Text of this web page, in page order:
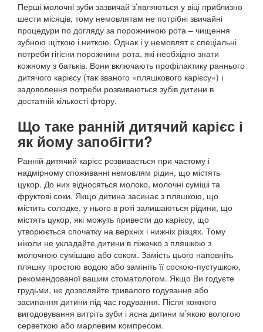
Перші молочні зуби зазвичай з’являються у віці приблизно
шести місяців, тому немовлятам не потрібні звичайні
процедури по догляду за порожниною рота – чищення
зубною щіткою і ниткою. Однак і у немовлят є спеціальні
потреби гігієни порожнини рота, які необхідно знати
кожному з батьків. Вони включають профілактику раннього
дитячого карієсу (так званого «пляшкового карієсу») і
задоволення потреби розвиваються зубів дитини в
достатній кількості фтору.
Що таке ранній дитячий карієс і
як йому запобігти?
Ранній дитячий карієс розвивається при частому і
надмірному споживанні немовлям рідин, що містять
цукор. До них відносяться молоко, молочні суміші та
фруктові соки. Якщо дитина засинає з пляшкою, що
містить солодке, у нього в роті залишаються рідини, що
містять цукор, які можуть привести до карієсу, що
утворюється спочатку на верхніх і нижніх різцях. Тому
ніколи не укладайте дитини в ліжечко з пляшкою з
молочною сумішшю або соком. Замість цього наповніть
пляшку простою водою або замініть її соскою-пустушкою,
рекомендованої вашим стоматологом. Якщо Ви годуєте
грудьми, не дозволяйте тривалого годування або
засипання дитини під час годування. Після кожного
вигодовування витріть зуби і ясна дитини м’якою вологою
серветкою або марлевим компресом.